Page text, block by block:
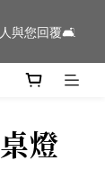
與您回覆🛋️
臺中樂
燈